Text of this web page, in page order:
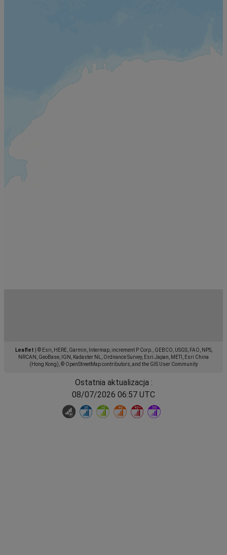
Leaflet
© Esri, HERE, Garmin, Intermap, increment P Corp., GEBCO, USGS, FAO, NPS,
NRCAN, GeoBase, IGN, Kadaster NL, Ordnance Survey, Esri Japan, METI, Esri China
(Hong Kong), © OpenStreetMap contributors, and the GIS User Community
Ostatnia aktualizacja :
08/07/2026 06:57 UTC